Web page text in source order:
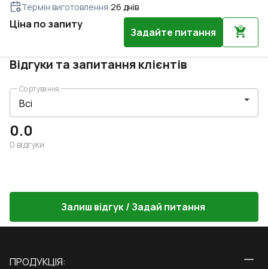
Термін виготовлення:26 днів
Ціна по запиту
Задайте питання
Відгуки та запитання клієнтів
0.0
0 відгуки
Сортування
Залиш відгук / Задай питання
ПРОДУКЦІЯ: